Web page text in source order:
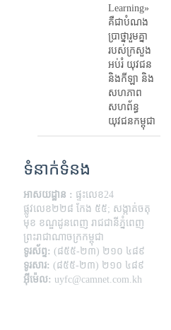
Learning»
គឺជាបំណង
ប្រាថ្នារួមគ្នា
របស់ក្រសួង
អប់រំ​ យុវជន
និងកីឡា និង
សហភាព
សហព័ន្ធ
យុវជនកម្ពុជា
ទំនាក់ទំនង
អាសយដ្ឋាន : ផ្ទះលេខ24
ផ្លូវលេខ២២៨ កែង ៥៥; សង្កាត់ចតុ
មុខ ខណ្ឌដូនពេញ រាជជានីភ្នំពេញ
ព្រះរាជាណាចក្រកម្ពុជា
ទូរស័ព្ទ: (៨៥៥-២៣) ២១០ ៤៨៩
ទូរសារ: (៨៥៥-២៣) ២១០ ៤៨៩
អ៊ីម៉េល: uyfc@camnet.com.kh